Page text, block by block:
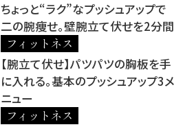
ちょっと“ラク”なプッシュアップで
二の腕痩せ。壁腕立て伏せを2分間
フィットネス
【腕立て伏せ】パツパツの胸板を手
に入れる。基本のプッシュアップ3メ
ニュー
フィットネス